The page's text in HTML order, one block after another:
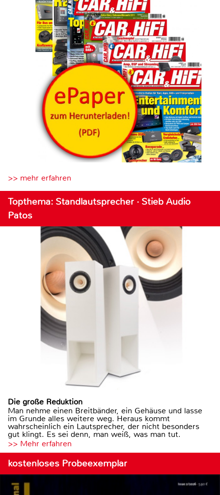
>> mehr erfahren
Topthema: Standlautsprecher · Stieb Audio
Patos
Die große Reduktion
Man nehme einen Breitbänder, ein Gehäuse und lasse
im Grunde alles weitere weg. Heraus kommt
wahrscheinlich ein Lautsprecher, der nicht besonders
gut klingt. Es sei denn, man weiß, was man tut.
>> Mehr erfahren
kostenloses Probeexemplar